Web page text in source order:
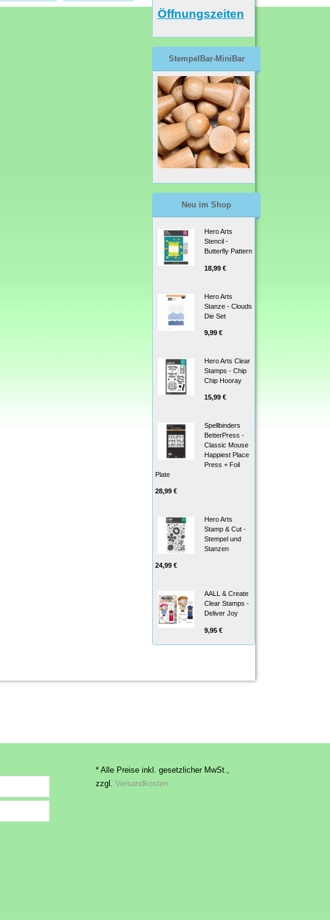
Öffnungszeiten
StempelBar-MiniBar
Neu im Shop
Hero Arts
Stencil -
Butterfly Pattern
18,99 €
Hero Arts
Stanze - Clouds
Die Set
9,99 €
Hero Arts Clear
Stamps - Chip
Chip Hooray
15,99 €
Spellbinders
BetterPress -
Classic Mouse
Happiest Place
Press + Foil
Plate
28,99 €
Hero Arts
Stamp & Cut -
Stempel und
Stanzen
24,99 €
AALL & Create
Clear Stamps -
Deliver Joy
9,95 €
* Alle Preise inkl. gesetzlicher MwSt.,
zzgl. Versandkosten